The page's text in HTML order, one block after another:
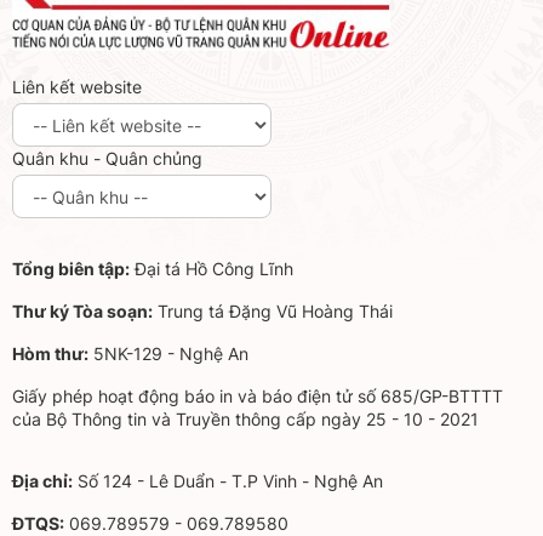
Liên kết website
Quân khu - Quân chủng
Tổng biên tập:Đại tá Hồ Công Lĩnh
Thư ký Tòa soạn: Trung tá Đặng Vũ Hoàng Thái
Hòm thư: 5NK-129 - Nghệ An
Giấy phép hoạt động báo in và báo điện tử số 685/GP-BTTTT
của Bộ Thông tin và Truyền thông cấp ngày 25 - 10 - 2021
Địa chỉ: Số 124 - Lê Duẩn - T.P Vinh - Nghệ An
ĐTQS: 069.789579 - 069.789580